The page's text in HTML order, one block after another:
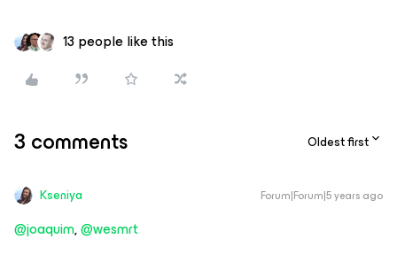
13 people like this
3 comments Oldest first
Kseniya Forum|Forum|5 years ago
@joaquim,@wesmrt